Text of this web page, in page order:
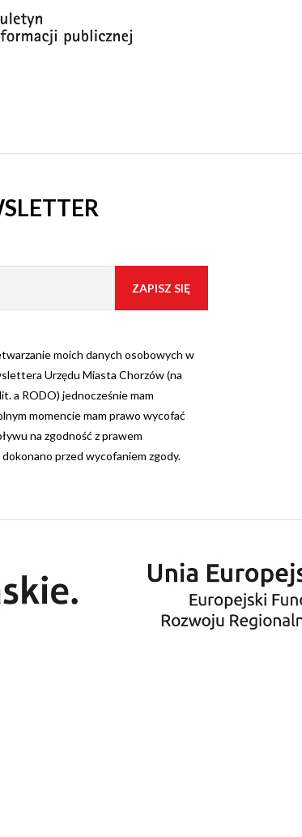
moich danych osobowych w
Urzędu Miasta Chorzów (na
a RODO) jednocześnie mam
momencie mam prawo wycofać
na zgodność z prawem
przed wycofaniem zgody.